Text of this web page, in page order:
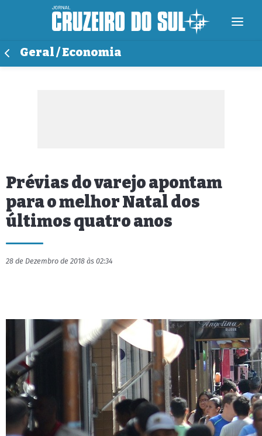
Geral / Economia
Prévias do varejo apontam
para o melhor Natal dos
últimos quatro anos
28 de Dezembro de 2018 às 02:34